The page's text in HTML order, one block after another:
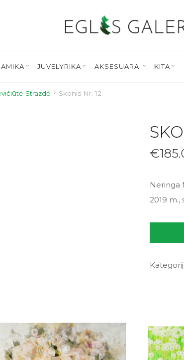
JUVELYRIKA AKSESUARAI KITA
Strazdė Skonis Nr. 12
€
Neringa
2019 m.,